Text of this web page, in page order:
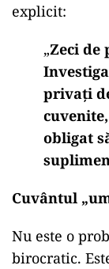
explicit:
„Zeci de
privați
obligat
Cuvântul
Nu este o
birocratic.